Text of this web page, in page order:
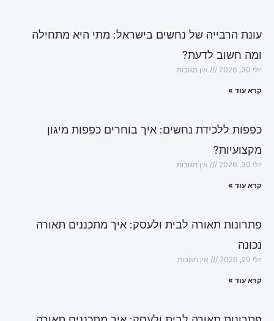
עונת הרבייה של נחשים בישראל: מתי היא מתחילה
ומה חשוב לדעת?
יולי 30, 2026 אין תגובות
קרא עוד »
כפפות ללכידת נחשים: איך בוחרים כפפות מיגון
מקצועיות?
יולי 30, 2026 אין תגובות
קרא עוד »
פתרונות תאורה לבית ולעסק: איך מתכננים תאורה
נכונה
יולי 29, 2026 אין תגובות
קרא עוד »